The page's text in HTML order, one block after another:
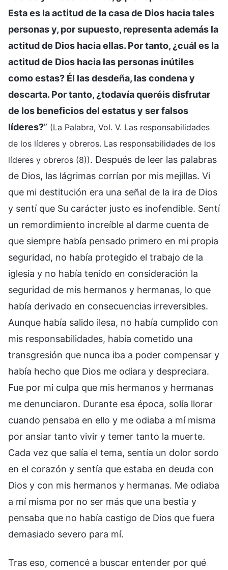
Esta es la actitud de la casa de Dios hacia tales
personas y, por supuesto, representa además la
actitud de Dios hacia ellas. Por tanto, ¿cuál es la
actitud de Dios hacia las personas inútiles
como estas? Él las desdeña, las condena y
descarta. Por tanto, ¿todavía queréis disfrutar
de los beneficios del estatus y ser falsos
líderes?” (La Palabra, Vol. V. Las responsabilidades
de los líderes y obreros. Las responsabilidades de los
líderes y obreros (8)). Después de leer las palabras
de Dios, las lágrimas corrían por mis mejillas. Vi
que mi destitución era una señal de la ira de Dios
y sentí que Su carácter justo es inofendible. Sentí
un remordimiento increíble al darme cuenta de
que siempre había pensado primero en mi propia
seguridad, no había protegido el trabajo de la
iglesia y no había tenido en consideración la
seguridad de mis hermanos y hermanas, lo que
había derivado en consecuencias irreversibles.
Aunque había salido ilesa, no había cumplido con
mis responsabilidades, había cometido una
transgresión que nunca iba a poder compensar y
había hecho que Dios me odiara y despreciara.
Fue por mi culpa que mis hermanos y hermanas
me denunciaron. Durante esa época, solía llorar
cuando pensaba en ello y me odiaba a mí misma
por ansiar tanto vivir y temer tanto la muerte.
Cada vez que salía el tema, sentía un dolor sordo
en el corazón y sentía que estaba en deuda con
Dios y con mis hermanos y hermanas. Me odiaba
a mí misma por no ser más que una bestia y
pensaba que no había castigo de Dios que fuera
demasiado severo para mí.
Tras eso, comencé a buscar entender por qué